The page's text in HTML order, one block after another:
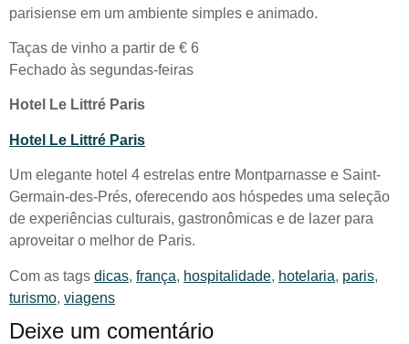
parisiense em um ambiente simples e animado.
Taças de vinho a partir de € 6
Fechado às segundas-feiras
Hotel Le Littré Paris
Hotel Le Littré Paris
Um elegante hotel 4 estrelas entre Montparnasse e Saint-
Germain-des-Prés, oferecendo aos hóspedes uma seleção
de experiências culturais, gastronômicas e de lazer para
aproveitar o melhor de Paris.
Com as tags dicas, frança, hospitalidade, hotelaria, paris,
turismo, viagens
Deixe um comentário